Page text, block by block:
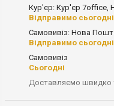
Кур'єр: Кур'єр 7office,
Відправимо сьогодні
Самовивіз: Нова
Відправимо сьогодні
Самовивіз
Сьогодні
Доставляємо швидко